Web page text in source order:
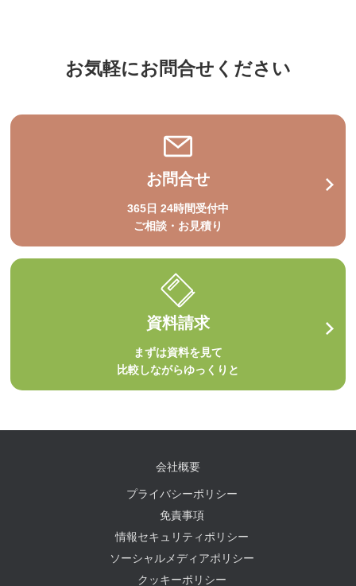
お気軽にお問合せください
お問合せ
365日 24時間受付中
ご相談・お見積り
資料請求
まずは資料を見て
比較しながらゆっくりと
会社概要
プライバシーポリシー
免責事項
情報セキュリティポリシー
ソーシャルメディアポリシー
クッキーポリシー